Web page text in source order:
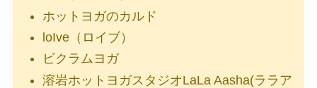
ホットヨガのカルド
loIve（ロイブ）
ビクラムヨガ
溶岩ホットヨガスタジオLaLa Aasha(ララア